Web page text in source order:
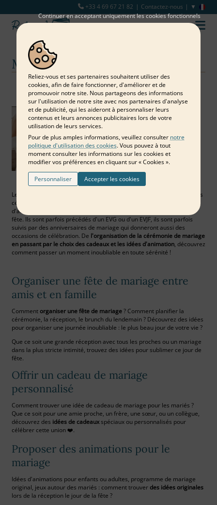
+33 4 69 67 21 82 Contactez-nous
Mariage
Notre blog Mariage
Les mariages ou les fêtes de PACS sont des événements parmi les plus
célébrés. D'une part parce qu'ils marquent l'union de deux personnes,
d'autre part parce que chaque mariage est l'occasion d'une grande
fête. Ils sont parfois précédés d'un EVG ou d'un EVJF, ils sont parfois
suivis par des anniversaires de mariage qui donneront aussi des
occasions de célébration. De l'organisation de la cérémonie de mariage
en passant par le choix des cadeaux et les idées d'animation, découvrez
comment passer un moment inoubliable en toute sérénité !
Organiser une fête de mariage entre
amis et en famille
Comment organiser une fête de mariage? Comment planifier la
cérémonie, la réception, le brunch du lendemain ? Découvrez des idées
pour organiser une journée inoubliable : le plus beau jour de votre vie ?
Que ce soit une grande réception avec tous les proches ou un mariage
dans la plus stricte intimité, trouvez des idées pour sublimer ce jour de
fête.
Offrir un cadeau de mariage
personnalisé
Comment trouver une idée de cadeau de mariage pour les mariés ?
Que ce soit pour une amie proche, un frère, une sœur, ou un collègue,
découvrez des idées de cadeauxspéciaux ou personnalisés pour
célébrer cette union ❤️.
Proposer des animations pour le
mariage
Idées d'animations pour enfants ou adultes, programme de mariage
original, jeux autour des mariés : comment trouver des idées originales
lors de la réception le jour de la fête ?
Continuer en acceptant uniquement les cookies fonctionnels
Reliez‑vous et ses partenaires souhaitent utiliser des
cookies, afin de faire fonctionner, d'améliorer et de
promouvoir notre site. Nous partageons des informations
sur l'utilisation de notre site avec nos partenaires d'analyse
et de publicité, qui les aideront à personnaliser leurs
contenus et leurs annonces publicitaires lors de votre
utilisation de leurs services.
Pour de plus amples informations, veuillez consulter notre
politique d'utilisation des cookies. Vous pouvez à tout
moment consulter les informations sur les cookies et
modifier vos préférences en cliquant sur « Cookies ».
Personnaliser Accepter les cookies